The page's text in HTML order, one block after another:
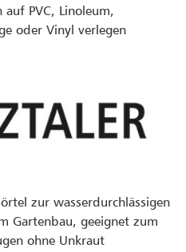
auf PVC, Linoleum,
oder Vinyl verlegen
zur wasserdurchlässigen
Gartenbau, geeignet zum
ohne Unkraut